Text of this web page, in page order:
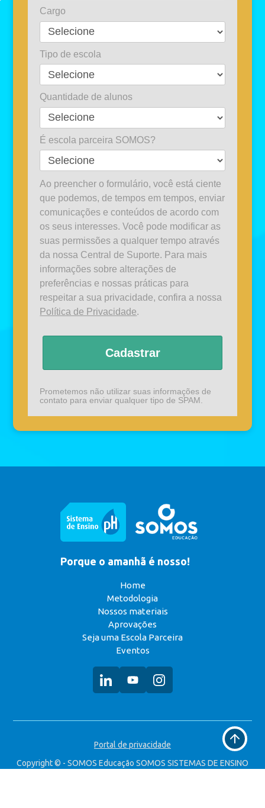
Cargo
Tipo de escola
Quantidade de alunos
É escola parceira SOMOS?
Ao preencher o formulário, você está ciente
que podemos, de tempos em tempos, enviar
comunicações e conteúdos de acordo com
os seus interesses. Você pode modificar as
suas permissões a qualquer tempo através
da nossa Central de Suporte. Para mais
informações sobre alterações de
preferências e nossas práticas para
respeitar a sua privacidade, confira a nossa
Política de Privacidade.
Cadastrar
Prometemos não utilizar suas informações de
contato para enviar qualquer tipo de SPAM.
Voltar
ao
topo
Porque o amanhã é nosso!
Home
Metodologia
Nossos materiais
Aprovações
Seja uma Escola Parceira
Eventos
Portal de privacidade
Copyright © - SOMOS Educação SOMOS SISTEMAS DE ENSINO